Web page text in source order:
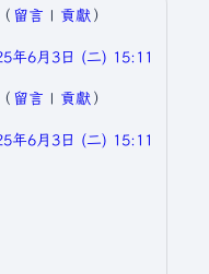
（ 留言 | 貢獻 ）
年6月3日 (二) 15:11
（ 留言 | 貢獻 ）
年6月3日 (二) 15:11